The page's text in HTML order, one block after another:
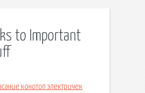
to Important
конотоп электричек